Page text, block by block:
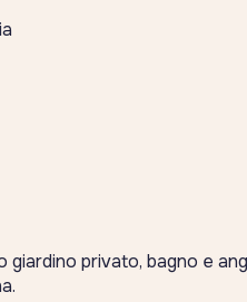
privato, bagno e